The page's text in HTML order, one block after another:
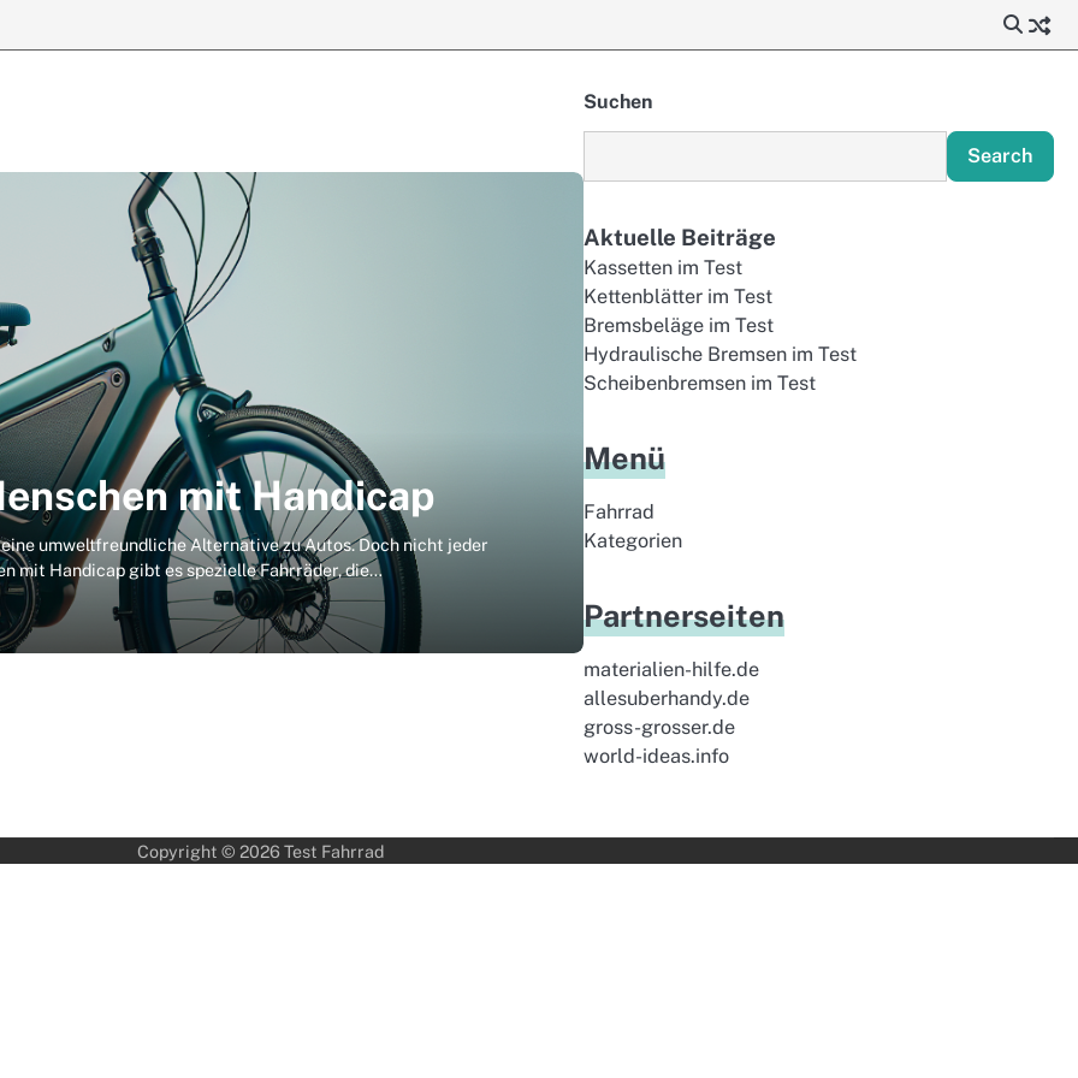
mit Handicap
umweltfreundliche Alternative zu Autos. Doch nicht jeder
mit Handicap gibt es spezielle Fahrräder, die…
Suchen
Search
Aktuelle Beiträge
Kassetten im Test
Kettenblätter im Test
Bremsbeläge im Test
Hydraulische Bremsen im Test
Scheibenbremsen im Test
Menü
Fahrrad
Kategorien
Partnerseiten
materialien-hilfe.de
allesuberhandy.de
gross-grosser.de
world-ideas.info
Copyright © 2026 Test Fahrrad